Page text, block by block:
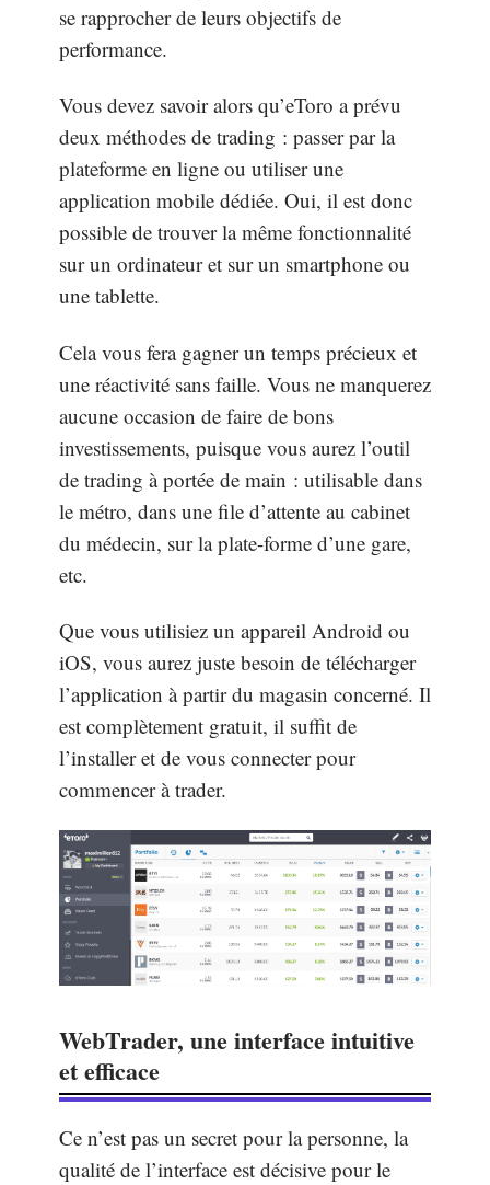
se rapprocher de leurs objectifs de
performance.
Vous devez savoir alors qu’eToro a prévu
deux méthodes de trading : passer par la
plateforme en ligne ou utiliser une
application mobile dédiée. Oui, il est donc
possible de trouver la même fonctionnalité
sur un ordinateur et sur un smartphone ou
une tablette.
Cela vous fera gagner un temps précieux et
une réactivité sans faille. Vous ne manquerez
aucune occasion de faire de bons
investissements, puisque vous aurez l’outil
de trading à portée de main : utilisable dans
le métro, dans une file d’attente au cabinet
du médecin, sur la plate-forme d’une gare,
etc.
Que vous utilisiez un appareil Android ou
iOS, vous aurez juste besoin de télécharger
l’application à partir du magasin concerné. Il
est complètement gratuit, il suffit de
l’installer et de vous connecter pour
commencer à trader.
WebTrader, une interface intuitive
et efficace
Ce n’est pas un secret pour la personne, la
qualité de l’interface est décisive pour le